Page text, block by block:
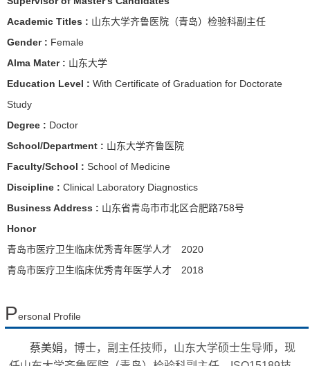
Academic Titles : 山东大学齐鲁医院（青岛）检验科副主任
Gender : Female
Alma Mater : 山东大学
Education Level : With Certificate of Graduation for Doctorate
Study
Degree : Doctor
School/Department : 山东大学齐鲁医院
Faculty/School : School of Medicine
Discipline : Clinical Laboratory Diagnostics
Business Address : 山东省青岛市市北区合肥路758号
Honor
青岛市医疗卫生临床优秀青年医学人才 2020
青岛市医疗卫生临床优秀青年医学人才 2018
Personal Profile
蔡美娟，博士，副主任技师，山东大学硕士生导师，现